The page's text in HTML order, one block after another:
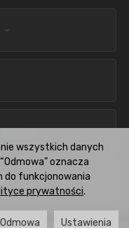
wszystkich danych
oznacza
do funkcjonowania
prywatności.
Ustawienia
Odmowa